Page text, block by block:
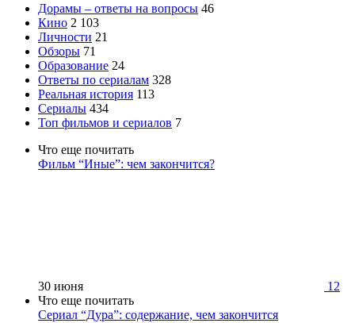
Дорамы – ответы на вопросы 46
Кино 2 103
Личности 21
Обзоры 71
Образование 24
Ответы по сериалам 328
Реальная история 113
Сериалы 434
Топ фильмов и сериалов 7
Что еще почитать
Фильм “Иные”: чем закончится?
30 июня
12
Что еще почитать
Сериал “Дура”: содержание, чем закончится